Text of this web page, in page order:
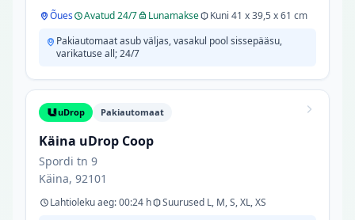
Õues Avatud 24/7 Lunamakse
Kuni 41 x 39,5 x 61 cm
Pakiautomaat asub väljas, vasakul pool sissepääsu,
varikatuse all; 24/7
uDrop Pakiautomaat
Käina uDrop Coop
Spordi tn 9
Käina, 92101
Lahtioleku aeg: 00:24 h
Suurused L, M, S, XL, XS